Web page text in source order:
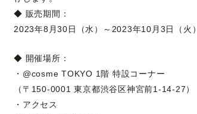
◆ 販売期間：
2023年8月30日（水）～2023年10月3日（火）
◆ 開催場所：
・@cosme TOKYO 1階 特設コーナー
（〒150-0001 東京都渋谷区神宮前1-14-27）
・アクセス